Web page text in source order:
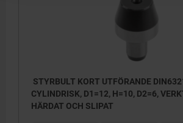
STYRBULT KORT UTFÖRANDE
CYLINDRISK, D1=12, H=10, D2=6,
HÄRDAT OCH SLIPAT